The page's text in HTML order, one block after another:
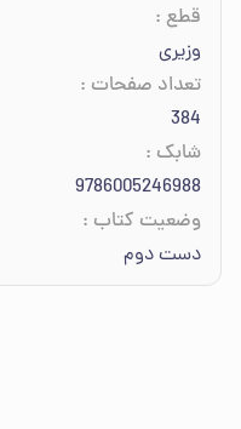
قطع :
وزیری
تعداد صفحات :
384
شابک :
9786005246988
وضعیت کتاب :
دست دوم